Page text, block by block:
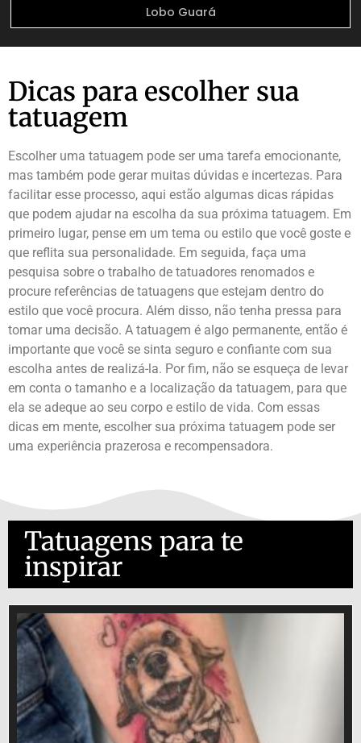
Lobo Guará
Dicas para escolher sua
tatuagem
Escolher uma tatuagem pode ser uma tarefa emocionante,
mas também pode gerar muitas dúvidas e incertezas. Para
facilitar esse processo, aqui estão algumas dicas rápidas
que podem ajudar na escolha da sua próxima tatuagem. Em
primeiro lugar, pense em um tema ou estilo que você goste e
que reflita sua personalidade. Em seguida, faça uma
pesquisa sobre o trabalho de tatuadores renomados e
procure referências de tatuagens que estejam dentro do
estilo que você procura. Além disso, não tenha pressa para
tomar uma decisão. A tatuagem é algo permanente, então é
importante que você se sinta seguro e confiante com sua
escolha antes de realizá-la. Por fim, não se esqueça de levar
em conta o tamanho e a localização da tatuagem, para que
ela se adeque ao seu corpo e estilo de vida. Com essas
dicas em mente, escolher sua próxima tatuagem pode ser
uma experiência prazerosa e recompensadora.
Tatuagens para te
inspirar